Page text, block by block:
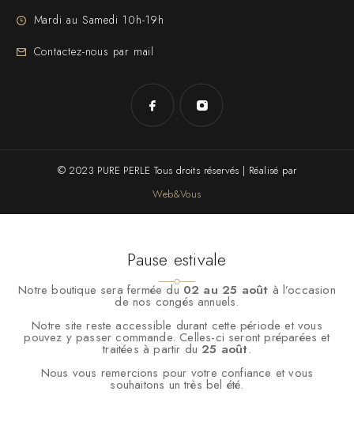
Mardi au Samedi 10h-19h
Contactez-nous par mail
© 2023 PURE PERLE Tous droits réservés | Réalisé par
Web&Vous
Pause estivale
Notre boutique sera fermée du 02 au 25 août à l’occasion
de nos congés annuels.
Notre site reste accessible durant cette période et vous
pouvez y passer commande. Celles-ci seront préparées et
traitées à partir du 25 août.
Nous vous remercions pour votre confiance et vous
souhaitons un très bel été.